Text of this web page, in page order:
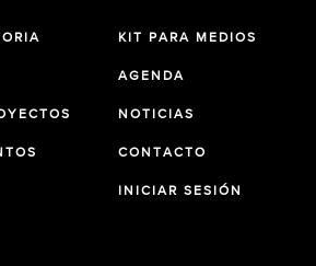
KIT PARA MEDIOS
AGENDA
NOTICIAS
CONTACTO
INICIAR SESIÓN